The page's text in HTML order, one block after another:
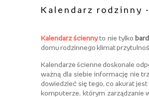
Kalendarz rodzinny
Kalendarz ściennyto nie tylko
domu rodzinnego klimat
Kalendarze ścienne doskonale
ważną dla siebie informację nie
dowiedzieć się tego, co akurat
komputerze, którym zarządzanie